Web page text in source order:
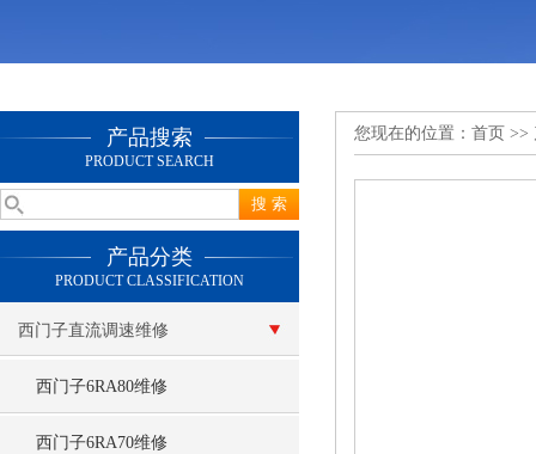
产品搜索
PRODUCT SEARCH
产品分类
PRODUCT CLASSIFICATION
西门子直流调速维修
西门子6RA80维修
西门子6RA70维修
您现在的位置： 首页 >>